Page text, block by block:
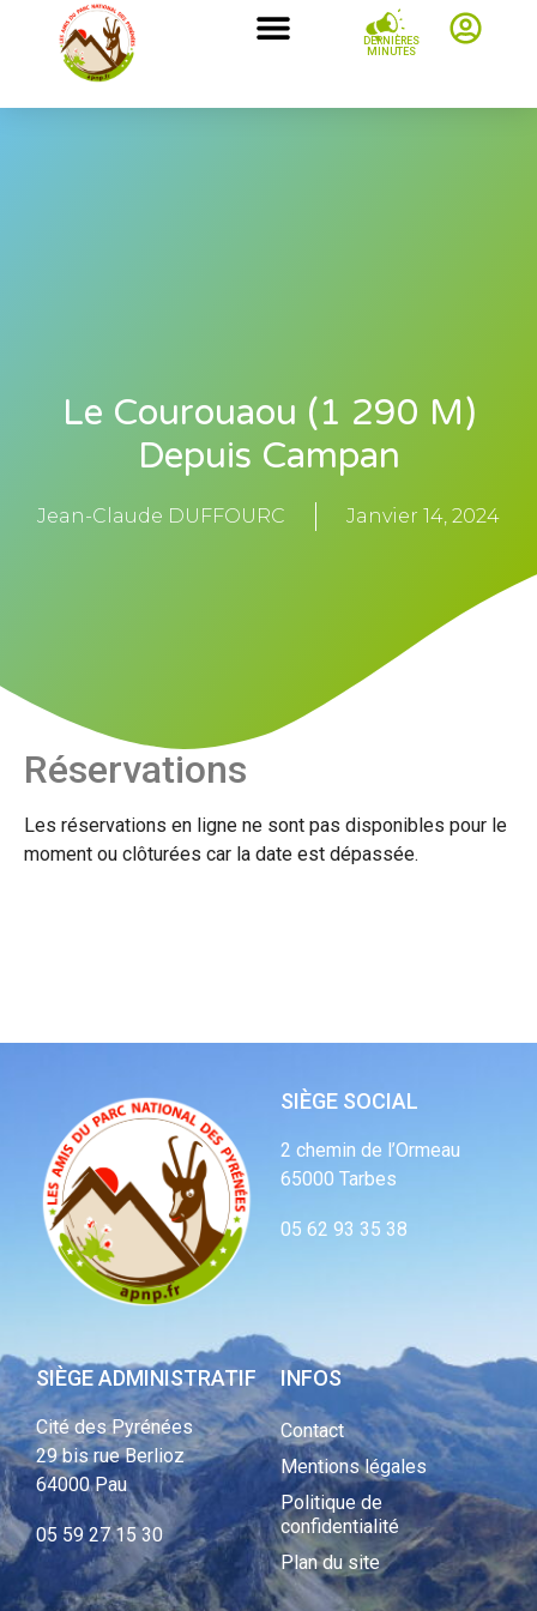
DERNIÈRES
MINUTES
Le Courouaou (1 290 M)
Depuis Campan
Jean-Claude DUFFOURC Janvier 14, 2024
Réservations
Les réservations en ligne ne sont pas disponibles pour le
moment ou clôturées car la date est dépassée.
SIÈGE SOCIAL
2 chemin de l’Ormeau
65000 Tarbes
05 62 93 35 38
SIÈGE ADMINISTRATIF
Cité des Pyrénées
29 bis rue Berlioz
64000 Pau
05 59 27 15 30
INFOS
Contact
Mentions légales
Politique de
confidentialité
Plan du site